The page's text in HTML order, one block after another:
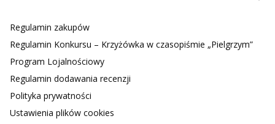
Regulamin zakupów
Regulamin Konkursu – Krzyżówka w czasopiśmie „Pielgrzym”
Program Lojalnościowy
Regulamin dodawania recenzji
Polityka prywatności
Ustawienia plików cookies